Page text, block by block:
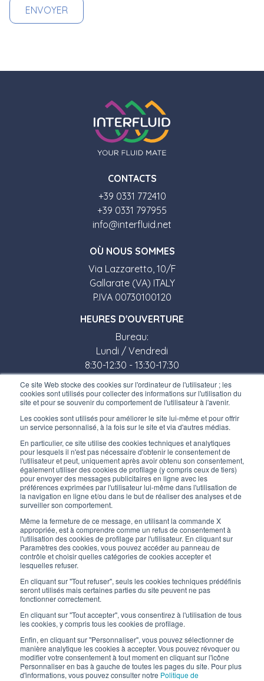
Ce site Web stocke des cookies sur l'ordinateur de l'utilisateur ; les
cookies sont utilisés pour collecter des informations sur l'utilisation du
site et pour se souvenir du comportement de l'utilisateur à l'avenir.
Les cookies sont utilisés pour améliorer le site lui-même et pour offrir
un service personnalisé, à la fois sur le site et via d'autres médias.
En particulier, ce site utilise des cookies techniques et analytiques
pour lesquels il n'est pas nécessaire d'obtenir le consentement de
l'utilisateur et peut, uniquement après avoir obtenu son consentement,
également utiliser des cookies de profilage (y compris ceux de tiers)
pour envoyer des messages publicitaires en ligne avec les
préférences exprimées par l'utilisateur lui-même dans l'utilisation de
la navigation en ligne et/ou dans le but de réaliser des analyses et de
surveiller son comportement.
Même la fermeture de ce message, en utilisant la commande X
appropriée, est à comprendre comme un refus de consentement à
l'utilisation des cookies de profilage par l'utilisateur. En cliquant sur
Paramètres des cookies, vous pouvez accéder au panneau de
contrôle et choisir quelles catégories de cookies accepter et
lesquelles refuser.
En cliquant sur "Tout refuser", seuls les cookies techniques prédéfinis
seront utilisés mais certaines parties du site peuvent ne pas
fonctionner correctement.
En cliquant sur "Tout accepter", vous consentirez à l'utilisation de tous
les cookies, y compris tous les cookies de profilage.
Enfin, en cliquant sur "Personnaliser", vous pouvez sélectionner de
manière analytique les cookies à accepter. Vous pouvez révoquer ou
modifier votre consentement à tout moment en cliquant sur l'icône
Personnaliser en bas à gauche de toutes les pages du site. Pour plus
d'informations, vous pouvez consulter notre Politique de
CONTACTS
+39 0331 772410
+39 0331 797955
info@interfluid.net
OÙ NOUS SOMMES
Via Lazzaretto, 10/F
Gallarate (VA) ITALY
P.IVA 00730100120
HEURES D'OUVERTURE
Bureau:
Lundi / Vendredi
8:30-12:30 - 13:30-17:30
Magasin:
Lundi / Vendredi
8:30-12:00 - 13:30-17:00
LIENS UTILES
Inscrivez-vous à notre newsletter
Travaillez avec nous
Les emballages d’Interfluid
Projet de transformation numérique
RESTEZ À JOUR
SUIVEZ-NOUS SUR